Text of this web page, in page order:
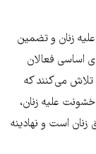
زنان و تضمین
اساسی فعالان
می‌کنند که
علیه زنان،
زنان است و نهادینه